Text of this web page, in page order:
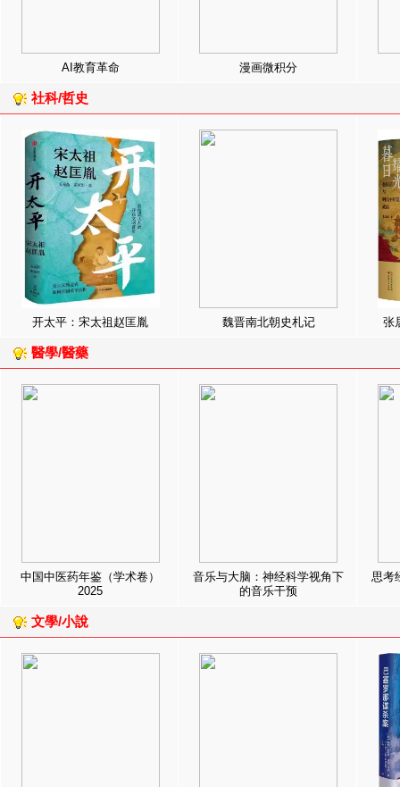
AI教育革命 漫画微积分
社科/哲史
开太平：宋太祖赵匡胤 魏晋南北朝史札记 张
醫學/醫藥
中国中医药年鉴（学术卷）
2025
音乐与大脑：神经科学视角下
的音乐干预
思考
文學/小說